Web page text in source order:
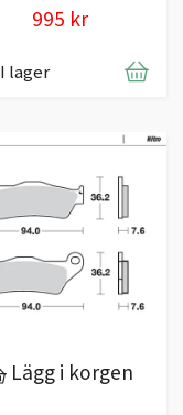
995 kr
I lager
Lägg i korgen